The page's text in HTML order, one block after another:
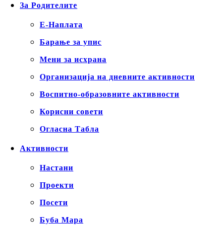
За Родителите
Е-Наплата
Барање за упис
Мени за исхрана
Организација на дневните активности
Воспитно-образовните активности
Корисни совети
Огласна Табла
Активности
Настани
Проекти
Посети
Буба Мара